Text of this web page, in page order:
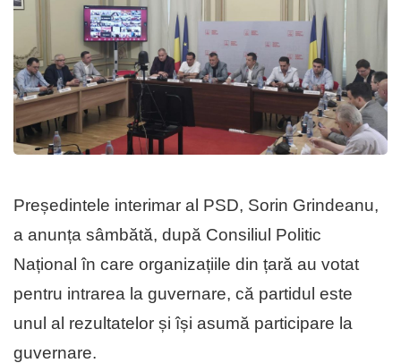
Președintele interimar al PSD, Sorin Grindeanu,
a anunța sâmbătă, după Consiliul Politic
Național în care organizațiile din țară au votat
pentru intrarea la guvernare, că partidul este
unul al rezultatelor și își asumă participare la
guvernare.